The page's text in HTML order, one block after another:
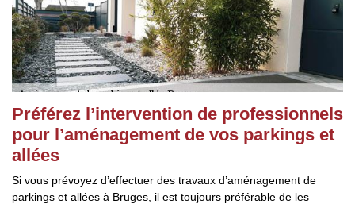
Préférez l’intervention de professionnels
pour l’aménagement de vos parkings et
allées
Si vous prévoyez d’effectuer des travaux d’aménagement de
parkings et allées à Bruges, il est toujours préférable de les